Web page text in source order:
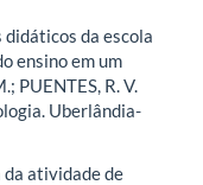
didáticos da escola
ensino em um
PUENTES, R. V.
Uberlândia-
da atividade de